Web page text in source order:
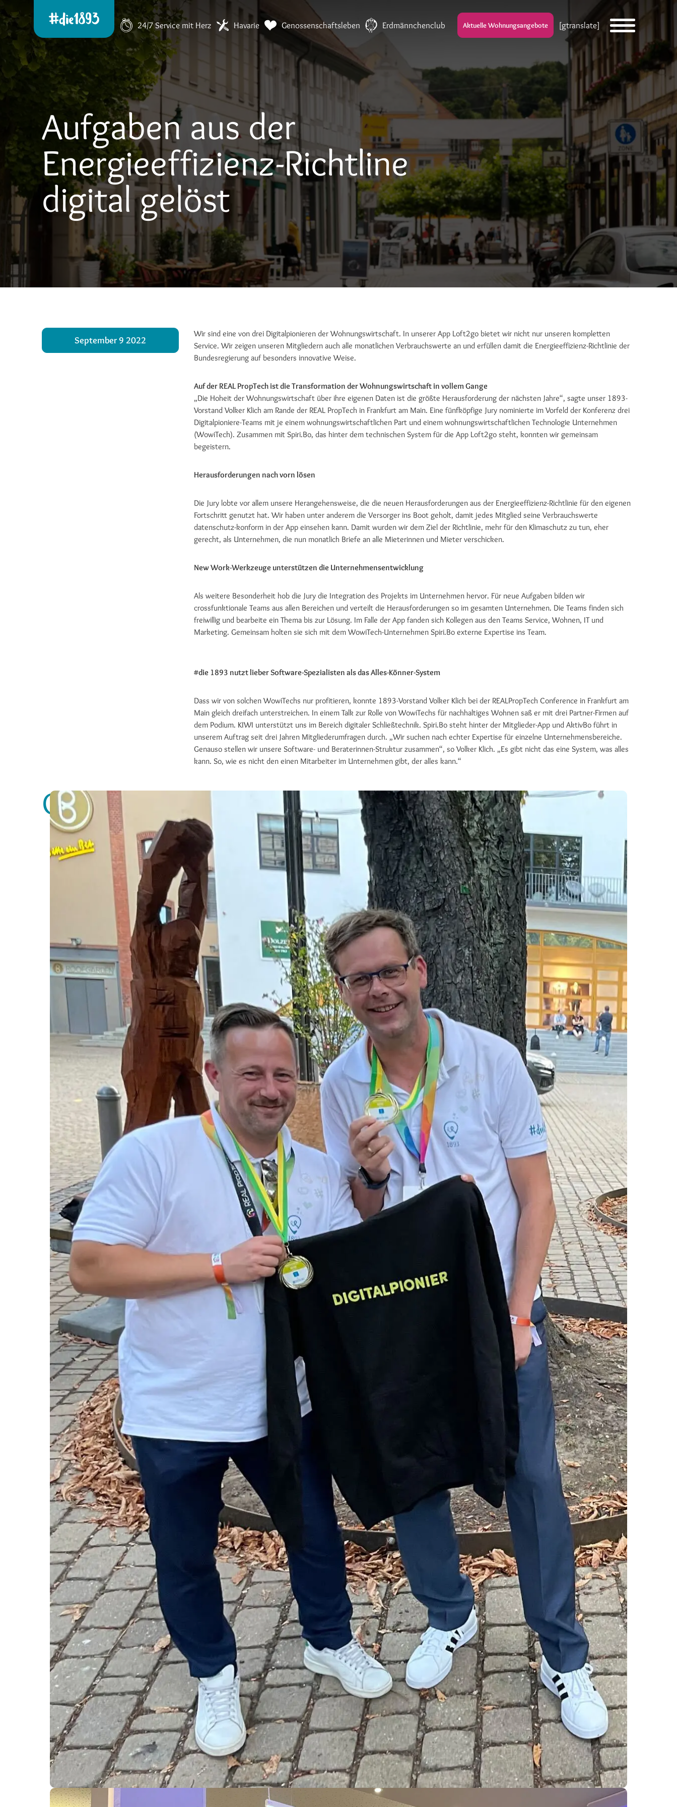
24/7 Service mit Herz Havarie Genossenschaftsleben Erdmännchenclub Aktuelle Wohnungsangebote [gtranslate]
Aufgaben aus der
Energieeffizienz-Richtline
digital gelöst
September 9 2022
Wir sind eine von drei Digitalpionieren der Wohnungswirtschaft. In unserer App Loft2go bietet wir nicht nur unseren kompletten
Service. Wir zeigen unseren Mitgliedern auch alle monatlichen Verbrauchswerte an und erfüllen damit die Energieeffizienz-Richtlinie der
Bundesregierung auf besonders innovative Weise.
Auf der REAL PropTech ist die Transformation der Wohnungswirtschaft in vollem Gange
„Die Hoheit der Wohnungswirtschaft über ihre eigenen Daten ist die größte Herausforderung der nächsten Jahre“, sagte unser 1893-
Vorstand Volker Klich am Rande der REAL PropTech in Frankfurt am Main. Eine fünfköpfige Jury nominierte im Vorfeld der Konferenz drei
Digitalpioniere-Teams mit je einem wohnungswirtschaftlichen Part und einem wohnungswirtschaftlichen Technologie Unternehmen
(WowiTech). Zusammen mit Spiri.Bo, das hinter dem technischen System für die App Loft2go steht, konnten wir gemeinsam
begeistern.
Herausforderungen nach vorn lösen
Die Jury lobte vor allem unsere Herangehensweise, die die neuen Herausforderungen aus der Energieeffizienz-Richtlinie für den eigenen
Fortschritt genutzt hat. Wir haben unter anderem die Versorger ins Boot geholt, damit jedes Mitglied seine Verbrauchswerte
datenschutz-konform in der App einsehen kann. Damit wurden wir dem Ziel der Richtlinie, mehr für den Klimaschutz zu tun, eher
gerecht, als Unternehmen, die nun monatlich Briefe an alle Mieterinnen und Mieter verschicken.
New Work-Werkzeuge unterstützen die Unternehmensentwicklung
Als weitere Besonderheit hob die Jury die Integration des Projekts im Unternehmen hervor. Für neue Aufgaben bilden wir
crossfunktionale Teams aus allen Bereichen und verteilt die Herausforderungen so im gesamten Unternehmen. Die Teams finden sich
freiwillig und bearbeite ein Thema bis zur Lösung. Im Falle der App fanden sich Kollegen aus den Teams Service, Wohnen, IT und
Marketing. Gemeinsam holten sie sich mit dem WowiTech-Unternehmen Spiri.Bo externe Expertise ins Team.
#die 1893 nutzt lieber Software-Spezialisten als das Alles-Könner-System
Dass wir von solchen WowiTechs nur profitieren, konnte 1893-Vorstand Volker Klich bei der REALPropTech Conference in Frankfurt am
Main gleich dreifach unterstreichen. In einem Talk zur Rolle von WowiTechs für nachhaltiges Wohnen saß er mit drei Partner-Firmen auf
dem Podium. KIWI unterstützt uns im Bereich digitaler Schließtechnik. Spiri.Bo steht hinter der Mitglieder-App und AktivBo führt in
unserem Auftrag seit drei Jahren Mitgliederumfragen durch. „Wir suchen nach echter Expertise für einzelne Unternehmensbereiche.
Genauso stellen wir unsere Software- und Beraterinnen-Struktur zusammen“, so Volker Klich. „Es gibt nicht das eine System, was alles
kann. So, wie es nicht den einen Mitarbeiter im Unternehmen gibt, der alles kann.“
Gallery
Die 1893 heute! Zur neuen Startseite